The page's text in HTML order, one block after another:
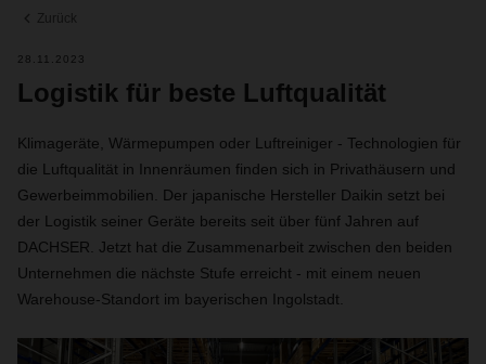
Zurück
28.11.2023
Logistik für beste Luftqualität
Klimageräte, Wärmepumpen oder Luftreiniger - Technologien für
die Luftqualität in Innenräumen finden sich in Privathäusern und
Gewerbeimmobilien. Der japanische Hersteller Daikin setzt bei
der Logistik seiner Geräte bereits seit über fünf Jahren auf
DACHSER. Jetzt hat die Zusammenarbeit zwischen den beiden
Unternehmen die nächste Stufe erreicht - mit einem neuen
Warehouse-Standort im bayerischen Ingolstadt.